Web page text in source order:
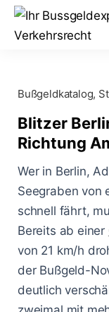
Abstand nicht
Handy am Steuer
Rote Ampel
Anhörung im
Bußgeldbescheid
Fahrerflucht
Fahrverbot
Illegale
Online-Anhörung
Paragraphen
§ 24 StVG
§ 25 StVG
§ 28 StVG
§ 49 StVO
Messverfahren
ESO ES 8.0
PoliScan Speed
TraffiStar S350
Blog
Kampf gegen
Verkehrsunfälle
Blitzer
Bußgeldkatalog,
Blitzer
Richtung
Wer in Berlin,
Seegraben von
schnell fährt,
Bereits ab einer
von 21 km/h
der Bußgeld-
deutlich